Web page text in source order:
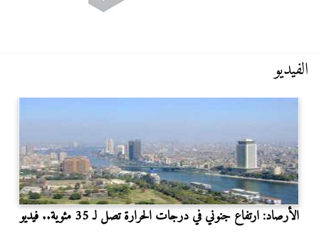
الفيديو
الأرصاد: ارتفاع جنوني في درجات الحرارة تصل لـ 35 مئوية.. فيديو